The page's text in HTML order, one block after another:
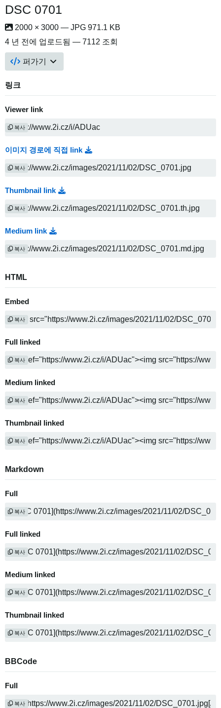
DSC 0701
2000 × 3000 — JPG 971.1 KB
4 년 전 에 업로드됨 — 7112 조회
퍼가기
링크
Viewer link
복사
이미지 경로에 직접 link
복사
Thumbnail link
복사
Medium link
복사
HTML
Embed
복사
Full linked
복사
Medium linked
복사
Thumbnail linked
복사
Markdown
Full
복사
Full linked
복사
Medium linked
복사
Thumbnail linked
복사
BBCode
Full
복사